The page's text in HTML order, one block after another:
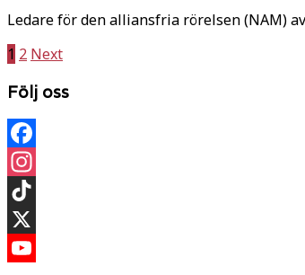
Ledare för den alliansfria rörelsen (NAM)
Sidnumrering
för
inlägg
1 2 Next
Följ oss
Facebook
Instagram
TikTok
X